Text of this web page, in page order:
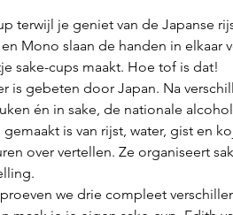
terwijl je geniet van de Japanse
Mono slaan de handen in
sake-cups maakt. Hoe tof is dat!
is gebeten door Japan. Na
én in sake, de nationale
is van rijst, water, gist en
over vertellen. Ze organiseert
we drie compleet